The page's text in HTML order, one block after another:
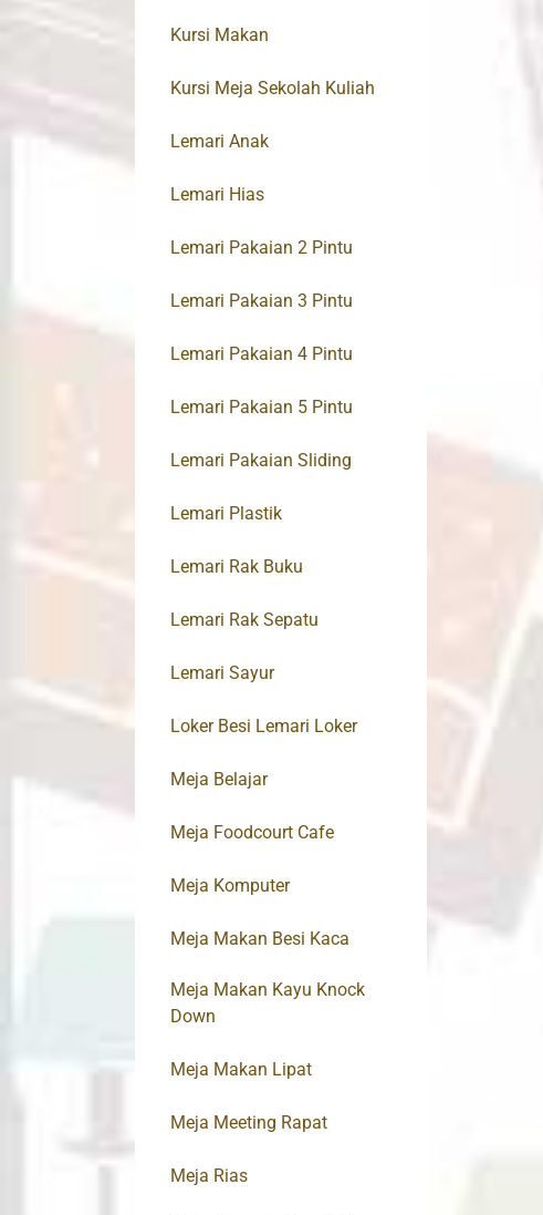
Kursi Makan
Kursi Meja Sekolah Kuliah
Lemari Anak
Lemari Hias
Lemari Pakaian 2 Pintu
Lemari Pakaian 3 Pintu
Lemari Pakaian 4 Pintu
Lemari Pakaian 5 Pintu
Lemari Pakaian Sliding
Lemari Plastik
Lemari Rak Buku
Lemari Rak Sepatu
Lemari Sayur
Loker Besi Lemari Loker
Meja Belajar
Meja Foodcourt Cafe
Meja Komputer
Meja Makan Besi Kaca
Meja Makan Kayu Knock
Down
Meja Makan Lipat
Meja Meeting Rapat
Meja Rias